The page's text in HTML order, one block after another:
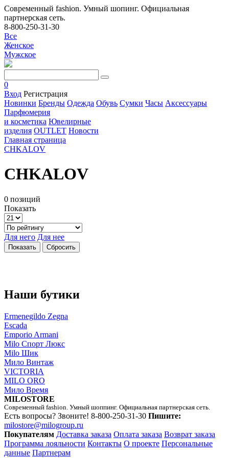
Современный fashion. Умный шопинг. Официальная
партнерская сеть.
8-800-250-31-30
Все
Женское
Мужское
0
Вход Регистрация
Новинки Бренды Одежда Обувь Сумки Часы Аксессуары
Парфюмерия
и косметика Ювелирные
изделия OUTLET Новости
Главная страница
CHKALOV
CHKALOV
0 позиций
Показать
Для него Для нее
Наши бутики
Ermenegildo Zegna
Escada
Emporio Armani
Milo Спорт Люкс
Milo Шик
Мило Винтаж
VICTORIA
MILO ORO
Мило Время
MILOSTORE
Современный fashion. Умный шоппинг. Официальная партнерская сеть.
Есть вопросы? Звоните! 8-800-250-31-30 Пишите:
milostore@milogroup.ru
Покупателям Доставка заказа Оплата заказа Возврат заказа
Программа лояльности Контакты О проекте Персональные
данные Партнерам